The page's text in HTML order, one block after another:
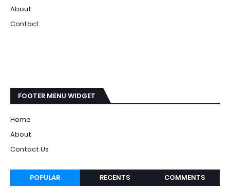
About
Contact
FOOTER MENU WIDGET
Home
About
Contact Us
POPULAR RECENTS COMMENTS